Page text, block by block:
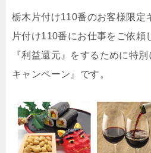
栃木片付け110番のお客様限定
片付け110番にお仕事をご依頼
『利益還元』をするために特
キャンペーン』です。